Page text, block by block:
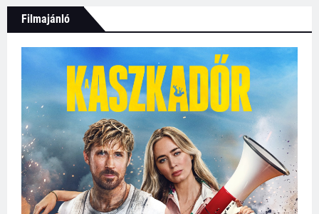
Filmajánló